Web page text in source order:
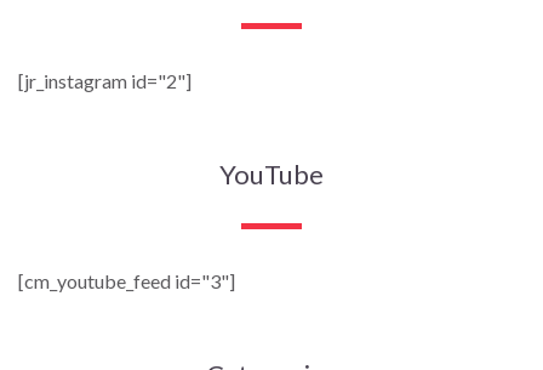
[jr_instagram id="2"]
YouTube
[cm_youtube_feed id="3"]